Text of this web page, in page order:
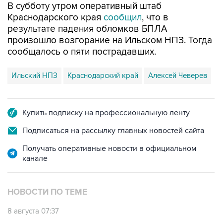
В субботу утром оперативный штаб
Краснодарского края сообщил, что в
результате падения обломков БПЛА
произошло возгорание на Ильском НПЗ. Тогда
сообщалось о пяти пострадавших.
Ильский НПЗ Краснодарский край Алексей Чеверев
Купить подписку на профессиональную ленту
Подписаться на рассылку главных новостей сайта
Получать оперативные новости в официальном
канале
НОВОСТИ ПО ТЕМЕ
8 августа 07:37